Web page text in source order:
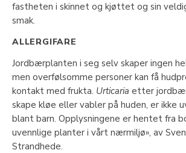
fastheten i skinnet og kjøttet og sin
smak.
ALLERGIFARE
Jordbærplanten i seg selv skaper ingen
men overfølsomme personer kan få
kontakt med frukta. Urticaria etter
skape kløe eller vabler på huden, er ikke
blant barn. Opplysningene er hentet fra
uvennlige planter i vårt nærmiljø», av
Strandhede.